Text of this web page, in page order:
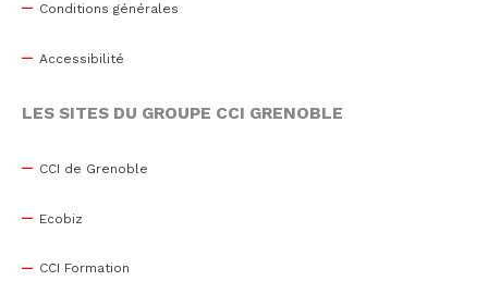
Conditions générales
Accessibilité
LES SITES DU GROUPE CCI GRENOBLE
CCI de Grenoble
Ecobiz
CCI Formation